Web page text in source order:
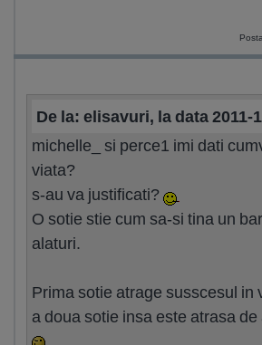
De la: elisavuri, la data 2011-
michelle_ si perce1 imi dati
viata?
s-au va justificati?
O sotie stie cum sa-si tina un
alaturi.
Prima sotie atrage susscesul in
a doua sotie insa este atrasa